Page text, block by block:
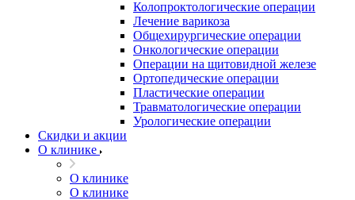
Колопроктологические операции
Лечение варикоза
Общехирургические операции
Онкологические операции
Операции на щитовидной железе
Ортопедические операции
Пластические операции
Травматологические операции
Урологические операции
Скидки и акции
О клинике
О клинике
О клинике